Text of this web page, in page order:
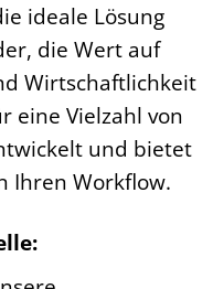
ideale Lösung
die Wert auf
Wirtschaftlichkeit
eine Vielzahl von
und bietet
Ihren Workflow.